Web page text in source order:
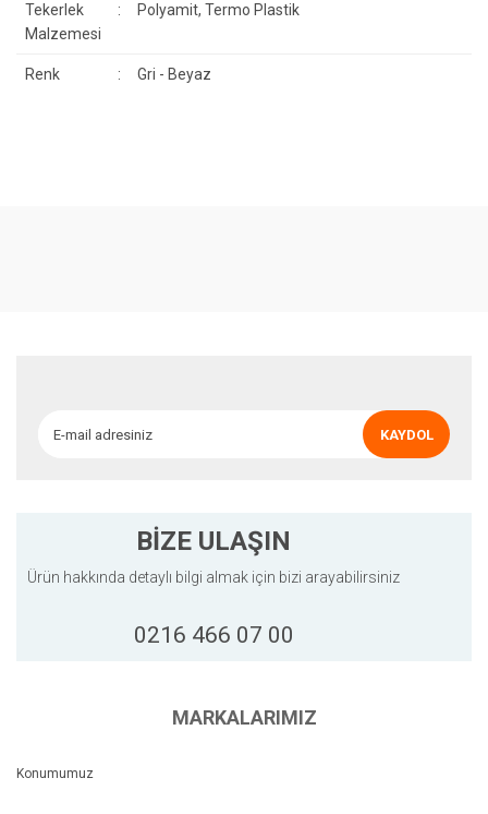
Tekerlek
Malzemesi
: Polyamit, Termo Plastik
Renk : Gri - Beyaz
KAYDOL
BİZE ULAŞIN
Ürün hakkında detaylı bilgi almak için bizi arayabilirsiniz
0216 466 07 00
MARKALARIMIZ
Konumumuz